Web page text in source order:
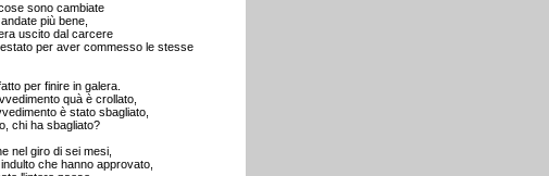
sono cambiate
più bene,
uscito dal carcere
per aver commesso le stesse
per finire in galera.
quà è crollato,
è stato sbagliato,
chi ha sbagliato?
nel giro di sei mesi,
che hanno approvato,